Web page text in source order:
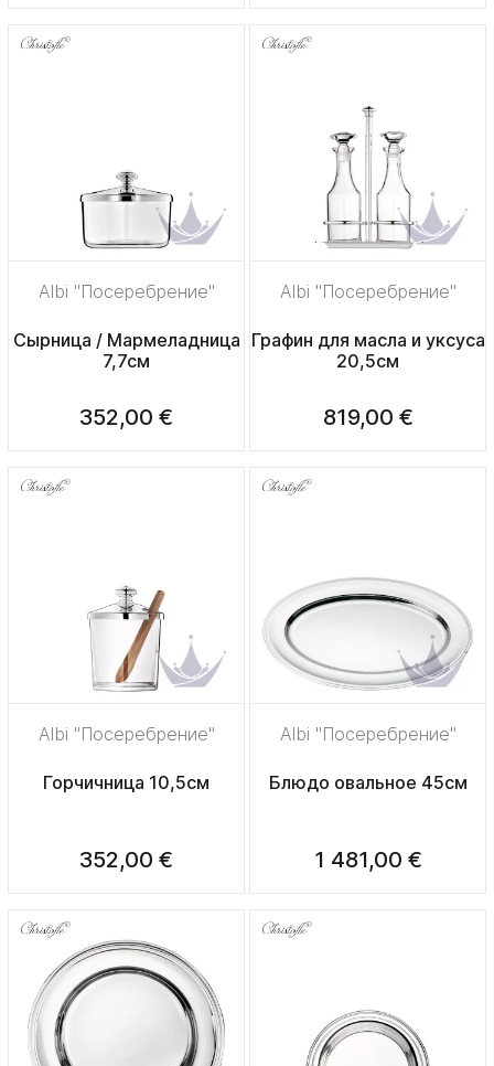
Albi "Посеребрение"
Сырница / Мармеладница
7,7см
352,00 €
Albi "Посеребрение"
Графин для масла и уксуса
20,5см
819,00 €
Albi "Посеребрение"
Горчичница 10,5см
352,00 €
Albi "Посеребрение"
Блюдо овальное 45см
1 481,00 €